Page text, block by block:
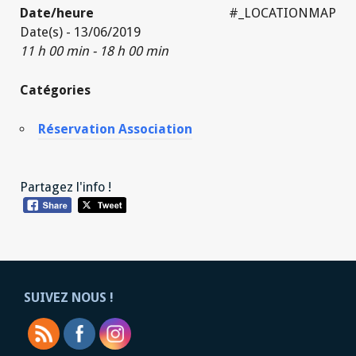
#_LOCATIONMAP
Date/heure
Date(s) - 13/06/2019
11 h 00 min - 18 h 00 min
Catégories
Réservation Association
Partagez l'info !
SUIVEZ NOUS !